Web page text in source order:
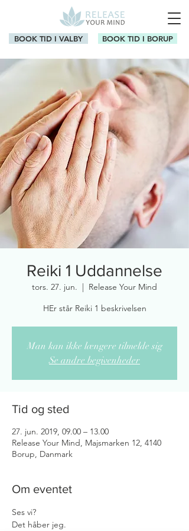
BOOK TID I VALBY BOOK TID I BORUP
Reiki 1 Uddannelse
tors. 27. jun.
  |
Release Your Mind
HEr står Reiki 1 beskrivelsen
Man kan ikke længere tilmelde sig
Se andre begivenheder
Tid og sted
27. jun. 2019, 09.00 – 13.00
Release Your Mind, Majsmarken 12, 4140
Borup, Danmark
Om eventet
Ses vi?
Det håber jeg.